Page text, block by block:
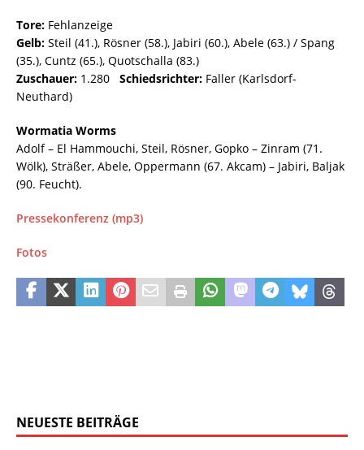
Tore: Fehlanzeige
Gelb: Steil (41.), Rösner (58.), Jabiri (60.), Abele (63.) / Spang
(35.), Cuntz (65.), Quotschalla (83.)
Zuschauer: 1.280 Schiedsrichter: Faller (Karlsdorf-
Neuthard)
Wormatia Worms
Adolf – El Hammouchi, Steil, Rösner, Gopko – Zinram (71.
Wölk), Sträßer, Abele, Oppermann (67. Akcam) – Jabiri, Baljak
(90. Feucht).
Pressekonferenz (mp3)
Fotos
NEUESTE BEITRÄGE